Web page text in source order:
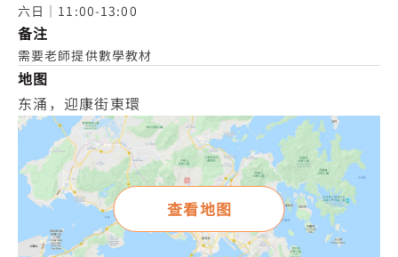
六日｜11:00-13:00
备注
需要老師提供數學教材
地图
东涌，迎康街東環
查看地图